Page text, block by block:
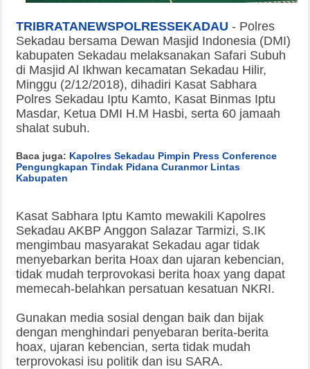
TRIBRATANEWSPOLRESSEKADAU - Polres
Sekadau bersama Dewan Masjid Indonesia (DMI)
kabupaten Sekadau melaksanakan Safari Subuh
di Masjid Al Ikhwan kecamatan Sekadau Hilir,
Minggu (2/12/2018), dihadiri Kasat Sabhara
Polres Sekadau Iptu Kamto, Kasat Binmas Iptu
Masdar, Ketua DMI H.M Hasbi, serta 60 jamaah
shalat subuh.
Baca juga: Kapolres Sekadau Pimpin Press Conference
Pengungkapan Tindak Pidana Curanmor Lintas
Kabupaten
Kasat Sabhara Iptu Kamto mewakili Kapolres
Sekadau AKBP Anggon Salazar Tarmizi, S.IK
mengimbau masyarakat Sekadau agar tidak
menyebarkan berita Hoax dan ujaran kebencian,
tidak mudah terprovokasi berita hoax yang dapat
memecah-belahkan persatuan kesatuan NKRI.
Gunakan media sosial dengan baik dan bijak
dengan menghindari penyebaran berita-berita
hoax, ujaran kebencian, serta tidak mudah
terprovokasi isu politik dan isu SARA.